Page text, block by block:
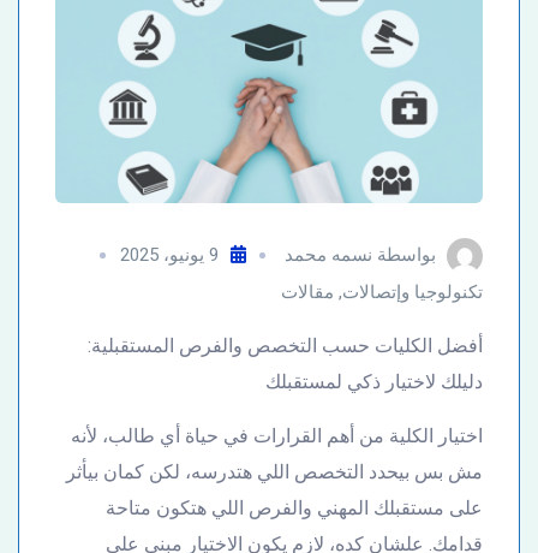
بواسطة نسمه محمد
9 يونيو، 2025
تكنولوجيا وإتصالات, مقالات
أفضل الكليات حسب التخصص والفرص المستقبلية:
دليلك لاختيار ذكي لمستقبلك
اختيار الكلية من أهم القرارات في حياة أي طالب، لأنه
مش بس بيحدد التخصص اللي هتدرسه، لكن كمان بيأثر
على مستقبلك المهني والفرص اللي هتكون متاحة
قدامك. علشان كده، لازم يكون الاختيار مبني على